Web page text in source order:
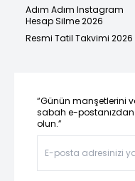
Adım Adım Instagram
Hesap Silme 2026
Resmi Tatil Takvimi 2026
“Günün manşetlerini
sabah e-
olun.”